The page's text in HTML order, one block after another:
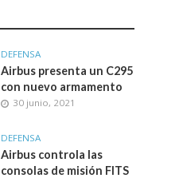
DEFENSA
Airbus presenta un C295
con nuevo armamento
30 junio, 2021
DEFENSA
Airbus controla las
consolas de misión FITS